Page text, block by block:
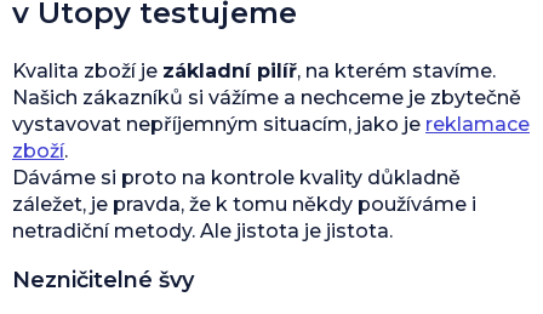
v Utopy testujeme
Kvalita zboží je základní pilíř, na kterém stavíme.
Našich zákazníků si vážíme a nechceme je zbytečně
vystavovat nepříjemným situacím, jako je reklamace
zboží.
Dáváme si proto na kontrole kvality důkladně
záležet, je pravda, že k tomu někdy používáme i
netradiční metody. Ale jistota je jistota.
Nezničitelné švy